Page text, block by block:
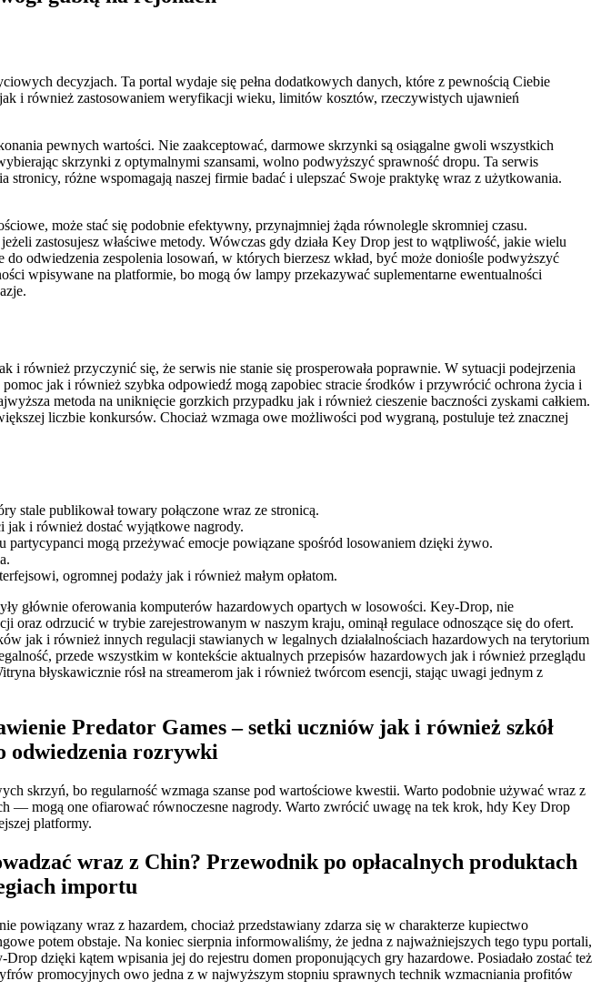
decyzjach. Ta portal wydaje się pełna dodatkowych danych, które z pewnością Ciebie
i również zastosowaniem weryfikacji wieku, limitów kosztów, rzeczywistych ujawnień
pewnych wartości. Nie zaakceptować, darmowe skrzynki są osiągalne gwoli wszystkich
skrzynki z optymalnymi szansami, wolno podwyższyć sprawność dropu. Ta serwis
różne wspomagają naszej firmie badać i ulepszać Swoje praktykę wraz z użytkowania.
może stać się podobnie efektywny, przynajmniej żąda równolegle skromniej czasu.
zastosujesz właściwe metody. Wówczas gdy działa Key Drop jest to wątpliwość, jakie wielu
odwiedzenia zespolenia losowań, w których bierzesz wkład, być może doniośle podwyższyć
wpisywane na platformie, bo mogą ów lampy przekazywać suplementarne ewentualności
i również przyczynić się, że serwis nie stanie się prosperowała poprawnie. W sytuacji podejrzenia
jak i również szybka odpowiedź mogą zapobiec stracie środków i przywrócić ochrona życia i
metoda na uniknięcie gorzkich przypadku jak i również cieszenie baczności zyskami całkiem.
liczbie konkursów. Chociaż wzmaga owe możliwości pod wygraną, postuluje też znacznej
stale publikował towary połączone wraz ze stronicą.
jak i również dostać wyjątkowe nagrody.
mogą przeżywać emocje powiązane spośród losowaniem dzięki żywo.
ogromnej podaży jak i również małym opłatom.
głównie oferowania komputerów hazardowych opartych w losowości. Key-Drop, nie
oraz odrzucić w trybie zarejestrowanym w naszym kraju, ominął regulace odnoszące się do ofert.
jak i również innych regulacji stawianych w legalnych działalnościach hazardowych na terytorium
przede wszystkim w kontekście aktualnych przepisów hazardowych jak i również przeglądu
błyskawicznie rósł na streamerom jak i również twórcom esencji, stając uwagi jednym z
Predator Games – setki uczniów jak i również szkół
odwiedzenia rozrywki
skrzyń, bo regularność wzmaga szanse pod wartościowe kwestii. Warto podobnie używać wraz z
— mogą one ofiarować równoczesne nagrody. Warto zwrócić uwagę na tek krok, hdy Key Drop
platformy.
wraz z Chin? Przewodnik po opłacalnych produktach
importu
powiązany wraz z hazardem, chociaż przedstawiany zdarza się w charakterze kupiectwo
potem obstaje. Na koniec sierpnia informowaliśmy, że jedna z najważniejszych tego typu portali,
dzięki kątem wpisania jej do rejestru domen proponujących gry hazardowe. Posiadało zostać też
promocyjnych owo jedna z w najwyższym stopniu sprawnych technik wzmacniania profitów